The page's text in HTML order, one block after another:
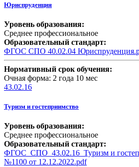
Юриспруденция
Уровень образования:
Среднее профессиональное
Образовательный стандарт:
ФГОС СПО 40.02.04
Нормативный срок обучения:
Очная форма: 2 года 10 мес
43.02.16
Туризм и гостеприимство
Уровень образования:
Среднее профессиональное
Образовательный стандарт:
ФГОС_СПО_43.02.16_Туризм и
№1100 от 12.12.2022.pdf